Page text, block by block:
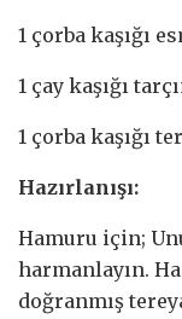
1 çorba kaşığı
1 çay kaşığı
1 çorba kaşığı
Hazırlanışı:
Hamuru için;
harmanlayın.
doğranmış